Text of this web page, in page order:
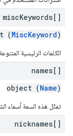
miscKeywords[]
(MiscKeyword)
الكلمات الرئيسية
names[]
object (Name)
تمثّل هذه السمة أسماء
nicknames[]